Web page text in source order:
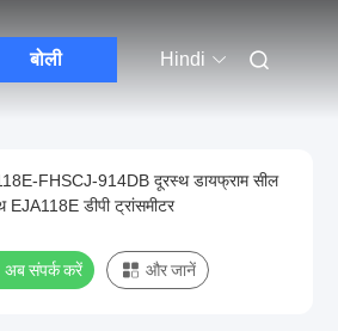
बोली Hindi
FHSCJ-914DB दूरस्थ डायफ्राम सील
EJA118E डीपी ट्रांसमीटर
अब संपर्क करें और जानें